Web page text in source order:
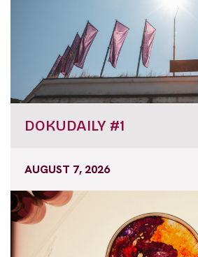
DOKUDAILY #1
AUGUST 7, 2026